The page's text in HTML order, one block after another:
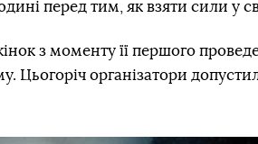
перед тим, як взяти сили у
з моменту її першого
Цьогоріч організатори